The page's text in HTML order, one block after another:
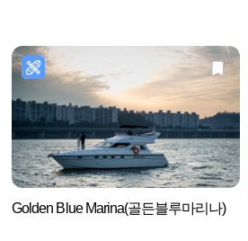
Golden Blue Marina(골든블루마리나)